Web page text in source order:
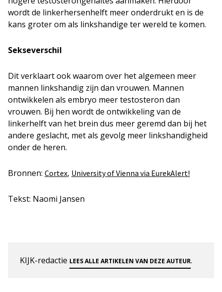
wordt de linkerhersenhelft meer onderdrukt en is de
kans groter om als linkshandige ter wereld te komen.
Sekseverschil
Dit verklaart ook waarom over het algemeen meer
mannen linkshandig zijn dan vrouwen. Mannen
ontwikkelen als embryo meer testosteron dan
vrouwen. Bij hen wordt de ontwikkeling van de
linkerhelft van het brein dus meer geremd dan bij het
andere geslacht, met als gevolg meer linkshandigheid
onder de heren.
Bronnen: Cortex, University of Vienna via EurekAlert!
Tekst: Naomi Jansen
KIJK-redactie LEES ALLE ARTIKELEN VAN DEZE AUTEUR.